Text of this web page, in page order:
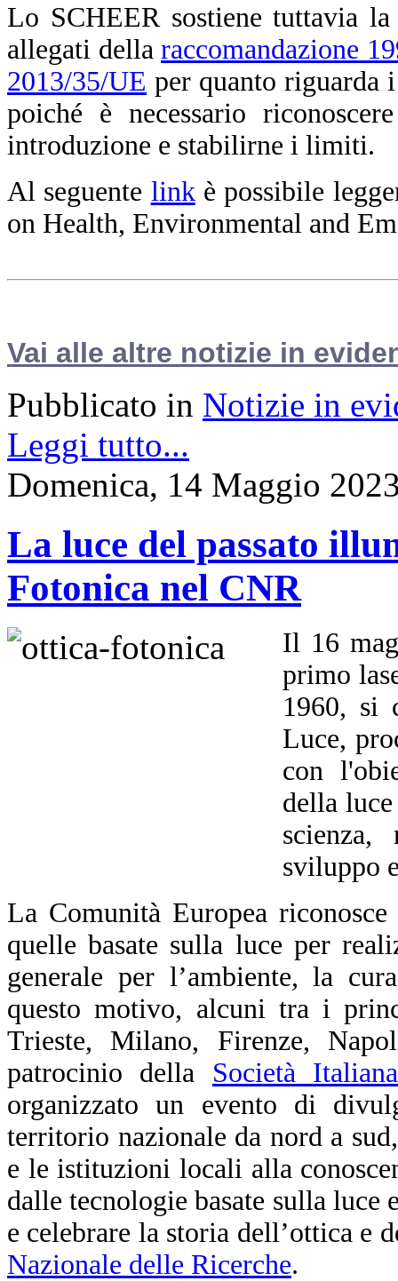
Lo SCHEER sostiene tuttavia
allegati della raccomandazione
2013/35/UE per quanto riguarda
poiché è necessario
introduzione e stabilirne i limiti.
Al seguente link è possibile
on Health, Environmental and
Vai alle altre notizie in
Pubblicato in Notizie in
Leggi tutto...
Domenica, 14 Maggio
La luce del passato
Fotonica nel CNR
Il 16
primo
1960, si
Luce,
con
della
scienza,
sviluppo
La Comunità Europea
quelle basate sulla luce per
generale per l’ambiente, la
questo motivo, alcuni tra i
Trieste, Milano, Firenze,
patrocinio della Società
organizzato un evento di
territorio nazionale da nord a
e le istituzioni locali alla
dalle tecnologie basate sulla
e celebrare la storia dell’ottica e
Nazionale delle Ricerche.